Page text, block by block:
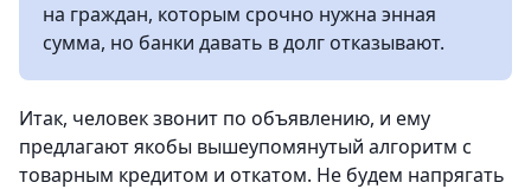
на граждан, которым срочно нужна энная
сумма, но банки давать в долг отказывают.
Итак, человек звонит по объявлению, и ему
предлагают якобы вышеупомянутый алгоритм с
товарным кредитом и откатом. Не будем напрягать